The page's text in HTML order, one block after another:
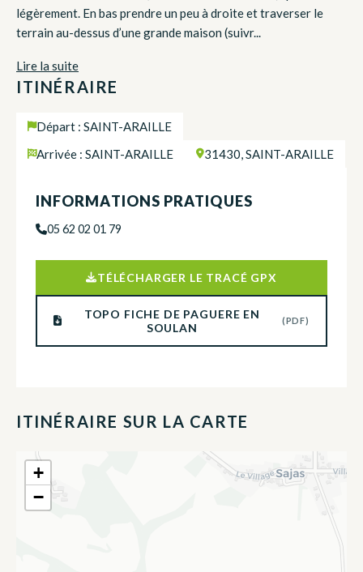
légèrement. En bas prendre un peu à droite et traverser le
terrain au-dessus d’une grande maison (suivr...
Lire la suite
ITINÉRAIRE
Départ : SAINT-ARAILLE
Arrivée : SAINT-ARAILLE
31430, SAINT-ARAILLE
INFORMATIONS PRATIQUES
05 62 02 01 79
TÉLÉCHARGER LE TRACÉ GPX
TOPO FICHE DE PAGUERE EN
SOULAN
(PDF)
ITINÉRAIRE SUR LA CARTE
+
−